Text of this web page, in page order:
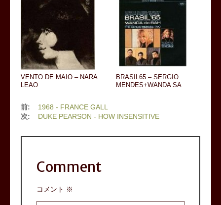
VENTO DE MAIO – NARA
LEAO
BRASIL65 – SERGIO
MENDES+WANDA SA
前:
1968 - FRANCE GALL
次:
DUKE PEARSON - HOW INSENSITIVE
Comment
コメント ※